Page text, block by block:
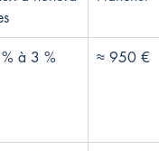
% à 3 % ≈ 950 €